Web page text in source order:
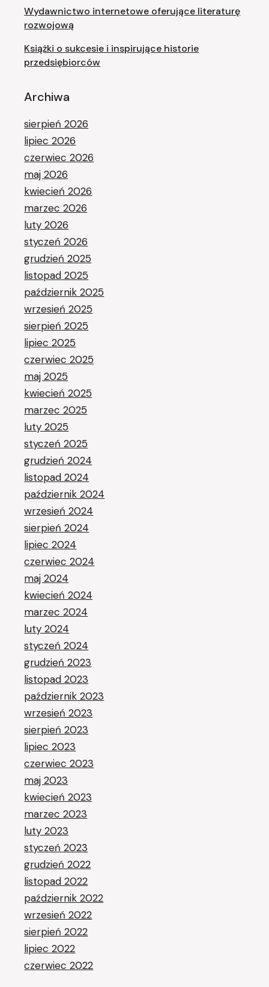
Wydawnictwo internetowe oferujące literaturę
rozwojową
Książki o sukcesie i inspirujące historie
przedsiębiorców
Archiwa
sierpień 2026
lipiec 2026
czerwiec 2026
maj 2026
kwiecień 2026
marzec 2026
luty 2026
styczeń 2026
grudzień 2025
listopad 2025
październik 2025
wrzesień 2025
sierpień 2025
lipiec 2025
czerwiec 2025
maj 2025
kwiecień 2025
marzec 2025
luty 2025
styczeń 2025
grudzień 2024
listopad 2024
październik 2024
wrzesień 2024
sierpień 2024
lipiec 2024
czerwiec 2024
maj 2024
kwiecień 2024
marzec 2024
luty 2024
styczeń 2024
grudzień 2023
listopad 2023
październik 2023
wrzesień 2023
sierpień 2023
lipiec 2023
czerwiec 2023
maj 2023
kwiecień 2023
marzec 2023
luty 2023
styczeń 2023
grudzień 2022
listopad 2022
październik 2022
wrzesień 2022
sierpień 2022
lipiec 2022
czerwiec 2022